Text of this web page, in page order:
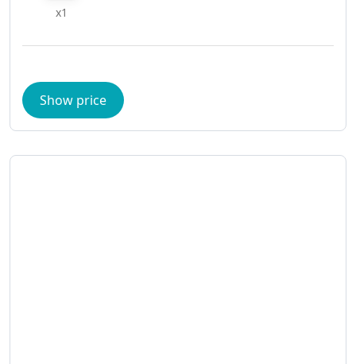
x1
Show price